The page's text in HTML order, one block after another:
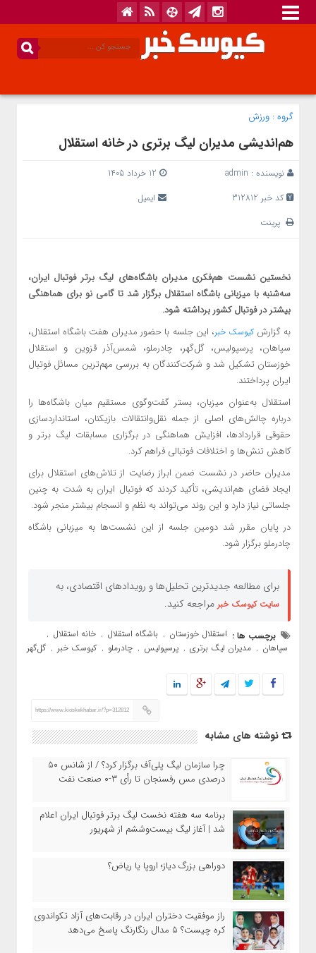
گروه : ورزش
هم‌اندیشی مدیران لیگ برتری در خانه استقلال
نویسنده : admin
کد خبر 312812
ایمیل
پرینت
نخستین نشست هم‌فکری مدیران باشگاه‌های لیگ برتر فوتبال ایران،
سه‌شنبه با میزبانی باشگاه استقلال برگزار شد تا گامی نو برای هماهنگی
بیشتر در فوتبال کشور برداشته شود.
به گزارش کیوسک خبر، این جلسه با حضور مدیران هفت باشگاه استقلال،
سپاهان، پرسپولیس، گل‌گهر، چادرملو، شمس‌آذر قزوین و استقلال
خوزستان تشکیل شد و شرکت‌کنندگان به بررسی مهم‌ترین مسائل فوتبال
ایران پرداختند.
استقلال به‌عنوان میزبان، بستر گفت‌وگوی مستقیم میان باشگاه‌ها را
درباره چالش‌های اصلی از جمله نقل‌وانتقالات بازیکنان، استانداردسازی
حقوقی قراردادها، افزایش هماهنگی در برگزاری مسابقات لیگ برتر و
کاهش تنش‌ها و اختلافات فوتبالی فراهم کرد.
مدیران حاضر در نشست ضمن ابراز رضایت از تلاش‌های استقلال برای
ایجاد فضای هم‌اندیشی، تأکید کردند که فوتبال ایران به شدت به چنین
جلساتی نیاز دارد و این روند می‌تواند به نظم و انسجام بیشتر منجر شود.
در پایان مقرر شد دومین جلسه از این نشست‌ها به میزبانی باشگاه
چادرملو برگزار شود.
برای مطالعه جدیدترین تحلیل‌ها و رویدادهای اقتصادی، به
سایت کیوسک خبر مراجعه کنید.
برچسب ها : استقلال خوزستان , باشگاه استقلال , خانه استقلال ,
سپاهان , مدیران لیگ برتری , پرسپولیس , چادرملو , کیوسک خبر , گل‌گهر
https://www.kioskekhabar.ir/?p=312812
نوشته های مشابه
چرا سازمان لیگ پلی‌آف برگزار کرد؟ / از شانس ۵۰
درصدی مس رفسنجان تا رأی ۳-۰ صنعت نفت
برنامه سه هفته نخست لیگ برتر فوتبال ایران اعلام
شد | آغاز لیگ بیست‌وششم از شهریور
دوراهی بزرگ دیاز؛ اروپا یا ریاض؟
راز موفقیت دختران ایران در رقابت‌های آزاد تکواندوی
کره چیست؟ ۵ مدال رنگارنگ پاسخ می‌دهد